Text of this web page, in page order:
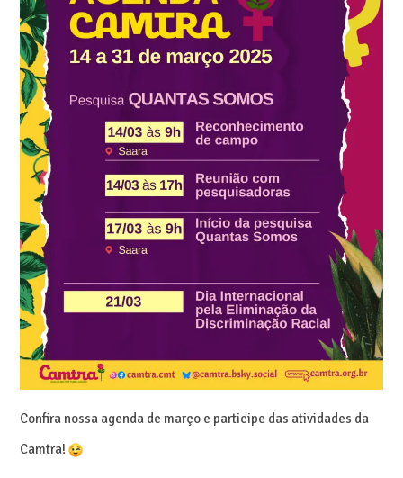
Confira nossa agenda de março e participe das atividades da
Camtra!